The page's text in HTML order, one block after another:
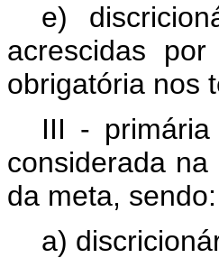
e)
acrescidas
obrigatória nos
III -
considerada
da meta, sendo:
a)